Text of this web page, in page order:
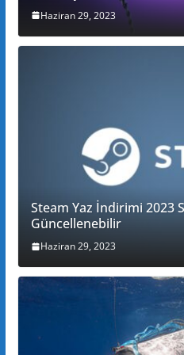
Haziran 29, 2023
Steam Yaz İndirimi 2023
Güncellenebilir
Haziran 29, 2023